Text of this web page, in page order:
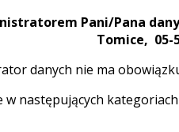
Pani/Pana
Tomice, 05-
danych nie ma
następujących